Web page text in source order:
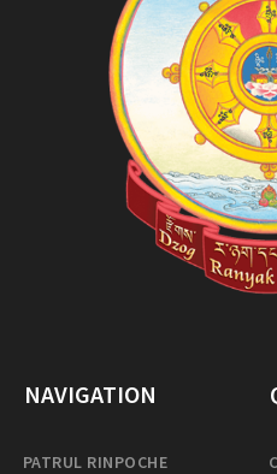
NAVIGATION
PATRUL RINPOCHE